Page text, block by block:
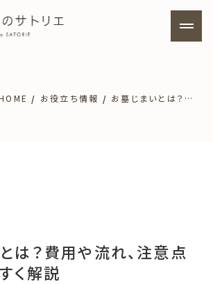
お役立ち情報 お墓じまいとは？費用や流れ、注意点をわかりやすく解説
は？費用や流れ、注意点
く解説